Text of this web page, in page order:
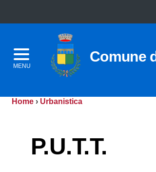
MENU
Comune
Home › Urbanistica
P.U.T.T.